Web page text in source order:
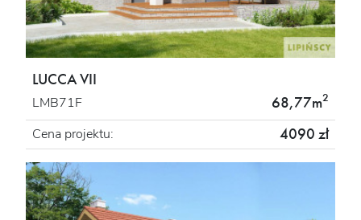
LUCCA VII
LMB71F 68,77m2
Cena projektu: 4090 zł